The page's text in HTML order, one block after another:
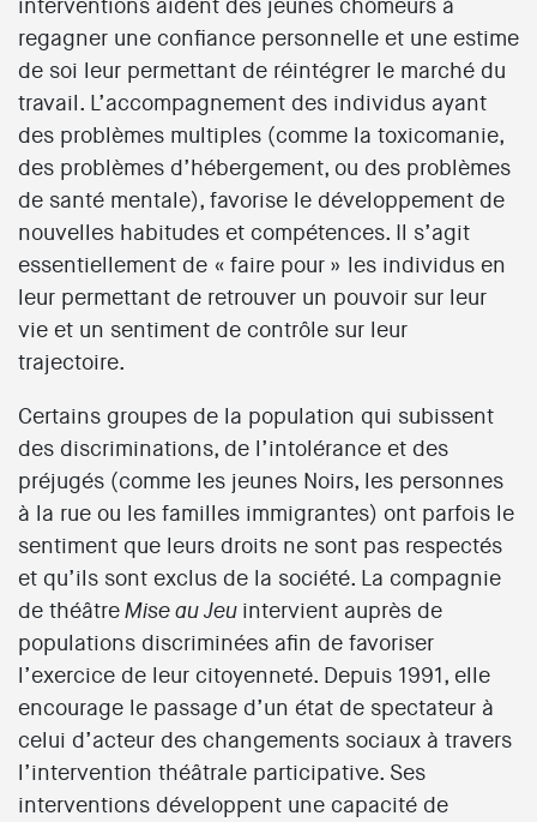
interventions aident des jeunes chômeurs à
regagner une confiance personnelle et une estime
de soi leur permettant de réintégrer le marché du
travail. L’accompagnement des individus ayant
des problèmes multiples (comme la toxicomanie,
des problèmes d’hébergement, ou des problèmes
de santé mentale), favorise le développement de
nouvelles habitudes et compétences. Il s’agit
essentiellement de « faire pour » les individus en
leur permettant de retrouver un pouvoir sur leur
vie et un sentiment de contrôle sur leur
trajectoire.
Certains groupes de la population qui subissent
des discriminations, de l’intolérance et des
préjugés (comme les jeunes Noirs, les personnes
à la rue ou les familles immigrantes) ont parfois le
sentiment que leurs droits ne sont pas respectés
et qu’ils sont exclus de la société. La compagnie
de théâtreMise au Jeu intervient auprès de
populations discriminées afin de favoriser
l’exercice de leur citoyenneté. Depuis 1991, elle
encourage le passage d’un état de spectateur à
celui d’acteur des changements sociaux à travers
l’intervention théâtrale participative. Ses
interventions développent une capacité de